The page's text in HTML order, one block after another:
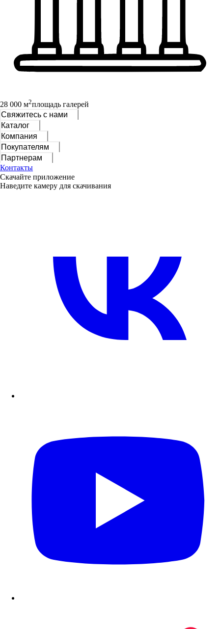
28 000 м2площадь галерей
Свяжитесь с нами
Каталог
Компания
Покупателям
Партнерам
Контакты
Скачайте приложение
Наведите камеру для скачивания